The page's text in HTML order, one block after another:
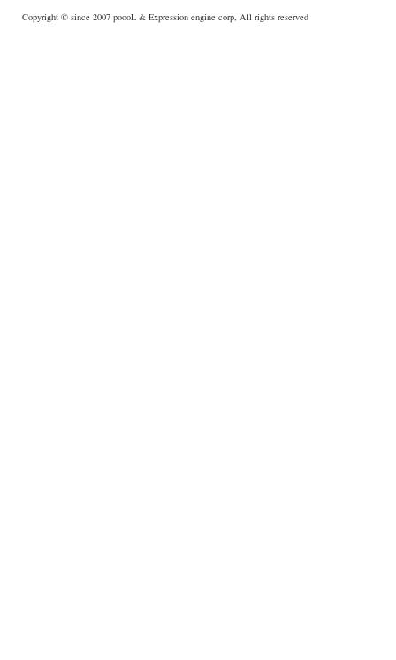
Copyright © since 2007 poooL & Expression engine corp, All rights reserved